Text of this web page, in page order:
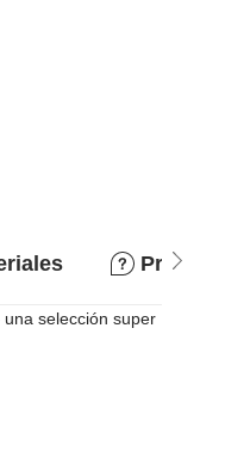
selección super